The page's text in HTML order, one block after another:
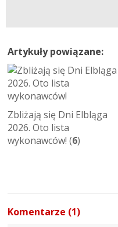
Artykuły powiązane:
Zbliżają się Dni Elbląga
2026. Oto lista
wykonawców! (6)
Komentarze (1)